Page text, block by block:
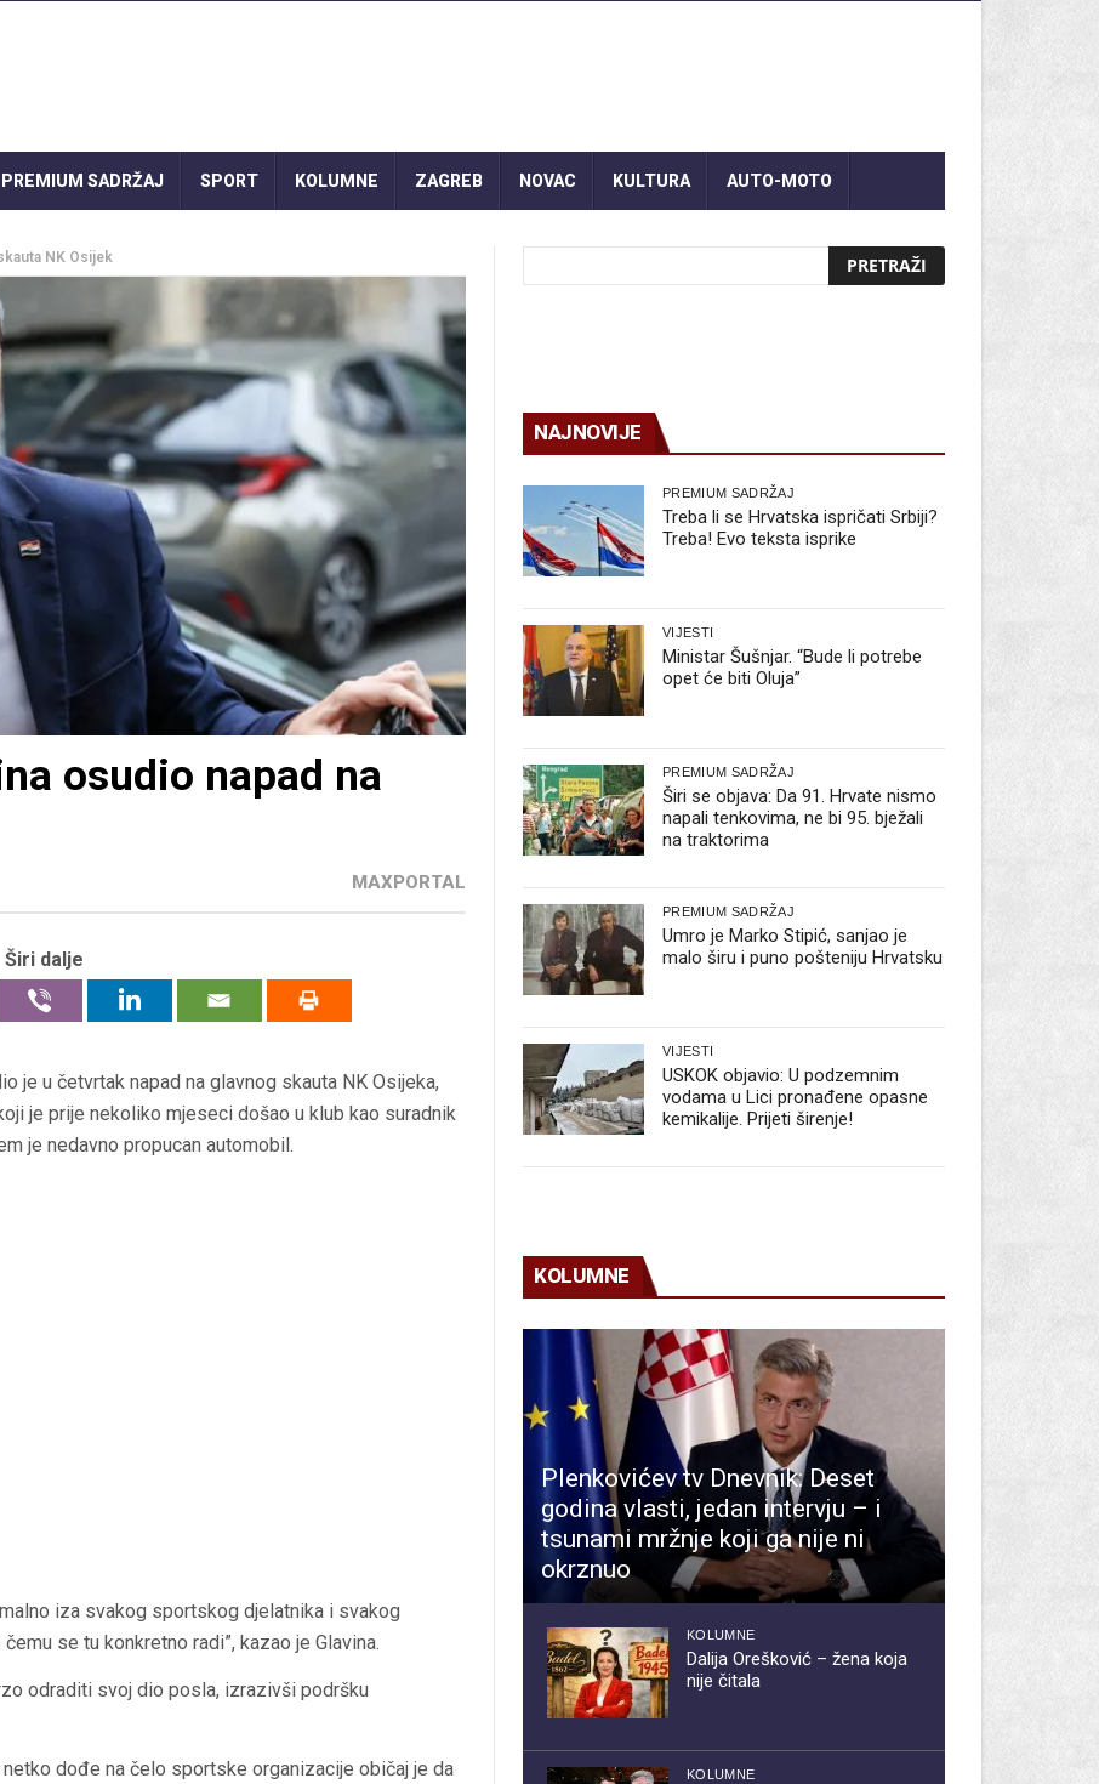
PREMIUM SADRŽAJ SPORT KOLUMNE ZAGREB NOVAC KULTURA AUTO-MOTO
NK Osijek
osudio napad na
MAXPORTAL
Širi dalje
je u četvrtak napad na glavnog skauta NK Osijeka,
je prije nekoliko mjeseci došao u klub kao suradnik
je nedavno propucan automobil.
iza svakog sportskog djelatnika i svakog
se tu konkretno radi”, kazao je Glavina.
odraditi svoj dio posla, izrazivši podršku
dođe na čelo sportske organizacije običaj je da
NAJNOVIJE
PREMIUM SADRŽAJ
Treba li se Hrvatska ispričati Srbiji?
Treba! Evo teksta isprike
VIJESTI
Ministar Šušnjar. “Bude li potrebe
opet će biti Oluja”
PREMIUM SADRŽAJ
Širi se objava: Da 91. Hrvate nismo
napali tenkovima, ne bi 95. bježali
na traktorima
PREMIUM SADRŽAJ
Umro je Marko Stipić, sanjao je
malo širu i puno pošteniju Hrvatsku
VIJESTI
USKOK objavio: U podzemnim
vodama u Lici pronađene opasne
kemikalije. Prijeti širenje!
KOLUMNE
Plenkovićev tv Dnevnik: Deset
godina vlasti, jedan intervju – i
tsunami mržnje koji ga nije ni
okrznuo
KOLUMNE
Dalija Orešković – žena koja
nije čitala
KOLUMNE